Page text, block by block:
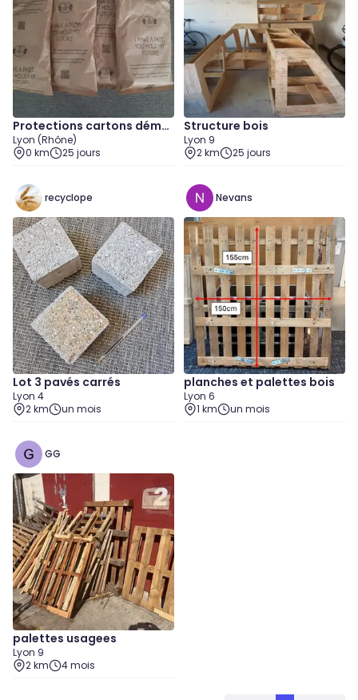
Protections cartons démé
nagement
Lyon (Rhône)
0 km
25 jours
Structure bois
Lyon 9
2 km
25 jours
recyclope
Lot 3 pavés carrés
Lyon 4
2 km
un mois
Nevans
planches et palettes bois
Lyon 6
1 km
un mois
GG
palettes usagees
Lyon 9
2 km
4 mois